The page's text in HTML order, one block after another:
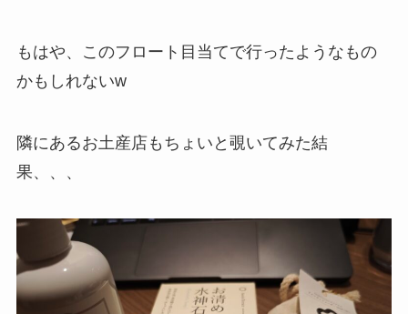
もはや、このフロート目当てで行ったようなもの
かもしれないw
隣にあるお土産店もちょいと覗いてみた結
果、、、